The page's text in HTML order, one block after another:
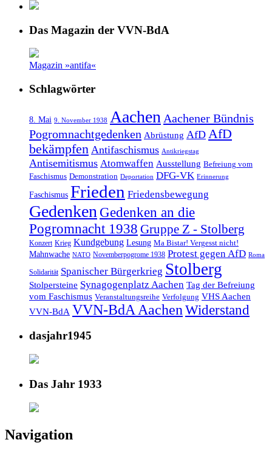
Das Magazin der VVN-BdA
Magazin »antifa«
Schlagwörter
8. Mai 9. November 1938 Aachen Aachener Bündnis
Pogromnachtgedenken Abrüstung AfD AfD
bekämpfen Antifaschismus Antikriegstag
Antisemitismus Atomwaffen Ausstellung Befreiung vom
Faschismus Demonstration Deportation DFG-VK Erinnerung
Faschismus Frieden Friedensbewegung
Gedenken Gedenken an die
Pogromnacht 1938 Gruppe Z - Stolberg
Konzert Krieg Kundgebung Lesung Ma Bistar! Vergesst nicht!
Mahnwache NATO Novemberpogrome 1938 Protest gegen AfD Roma
Solidarität Spanischer Bürgerkrieg Stolberg
Stolpersteine Synagogenplatz Aachen Tag der Befreiung
vom Faschismus Veranstaltungsreihe Verfolgung VHS Aachen
VVN-BdA VVN-BdA AachenWiderstand
dasjahr1945
Das Jahr 1933
Navigation